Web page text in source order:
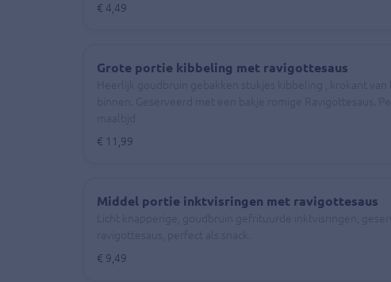
€ 4,49
Grote portie kibbeling met ravigottesaus
€ 11,99
Middel portie inktvisringen met ravigottesaus
€ 9,49